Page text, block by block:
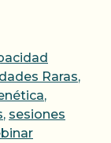
Raras,
,
, sesiones
Etiquetas